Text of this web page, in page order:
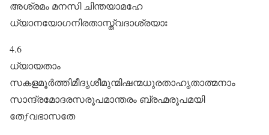
അശ്രമം മനസി ചിന്തയാമഹേ
ധ്യാനയോഗനിരതാസ്ത്വദാശ്രയാഃ
4.6
ധ്യായതാം
സകളമൂർത്തിമീദൃശീമുന്മിഷന്മധുരതാഹൃതാത്മനാം
സാന്ദ്രമോദരസരൂപമാന്തരം ബ്രഹ്മരൂപമയി
തേƒവഭാസതേ